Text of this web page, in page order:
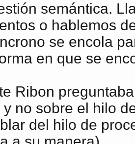
semántica.
o hablemos
se encola
en que se
Ribon
y no sobre el hilo
del hilo de